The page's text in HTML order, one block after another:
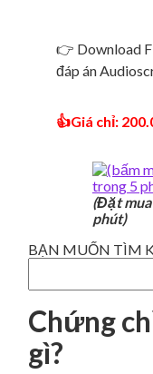
👉 Download
đáp án
👍Giá chỉ:
(Đặt
phút)
BẠN MUỐN TÌM
Chứng
gì?